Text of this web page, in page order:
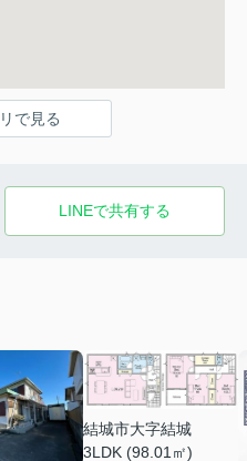
で見る
LINEで共有する
結城市大字結城
3LDK (98.01㎡)